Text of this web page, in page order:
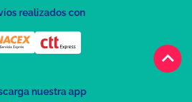
keyboard_arrow_up
realizados con
nuestra app